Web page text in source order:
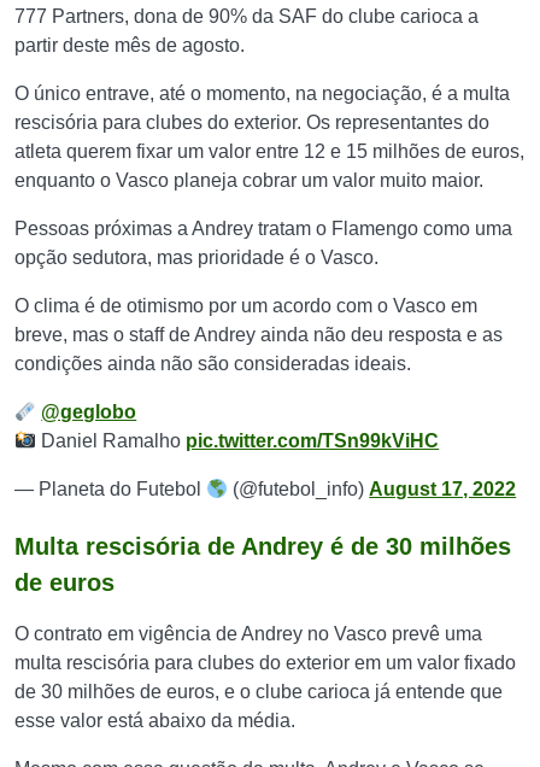
777 Partners, dona de 90% da SAF do clube carioca a
partir deste mês de agosto.
O único entrave, até o momento, na negociação, é a multa
rescisória para clubes do exterior. Os representantes do
atleta querem fixar um valor entre 12 e 15 milhões de euros,
enquanto o Vasco planeja cobrar um valor muito maior.
Pessoas próximas a Andrey tratam o Flamengo como uma
opção sedutora, mas prioridade é o Vasco.
O clima é de otimismo por um acordo com o Vasco em
breve, mas o staff de Andrey ainda não deu resposta e as
condições ainda não são consideradas ideais.
@geglobo
Daniel Ramalho pic.twitter.com/TSn99kViHC
— Planeta do Futebol (@futebol_info)August 17, 2022
Multa rescisória de Andrey é de 30 milhões
de euros
O contrato em vigência de Andrey no Vasco prevê uma
multa rescisória para clubes do exterior em um valor fixado
de 30 milhões de euros, e o clube carioca já entende que
esse valor está abaixo da média.